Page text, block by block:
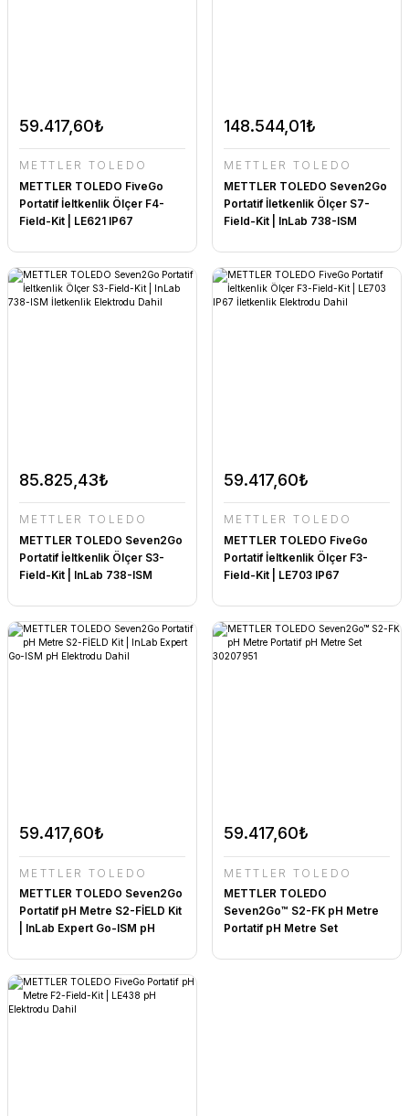
59.417,60₺
METTLER TOLEDO
METTLER TOLEDO FiveGo
Portatif İeltkenlik Ölçer F4-
Field-Kit | LE621 IP67
Dahil
148.544,01₺
METTLER TOLEDO
METTLER TOLEDO Seven2Go
Portatif İletkenlik Ölçer S7-
Field-Kit | InLab 738-ISM
85.825,43₺
METTLER TOLEDO
METTLER TOLEDO Seven2Go
Portatif İeltkenlik Ölçer S3-
Field-Kit | InLab 738-ISM
59.417,60₺
METTLER TOLEDO
METTLER TOLEDO FiveGo
Portatif İeltkenlik Ölçer F3-
Field-Kit | LE703 IP67
59.417,60₺
METTLER TOLEDO
METTLER TOLEDO Seven2Go
Portatif pH Metre S2-FİELD Kit
| InLab Expert Go-ISM pH
59.417,60₺
METTLER TOLEDO
METTLER TOLEDO
Seven2Go™ S2-FK pH Metre
Portatif pH Metre Set